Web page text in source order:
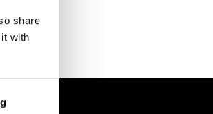
share
with